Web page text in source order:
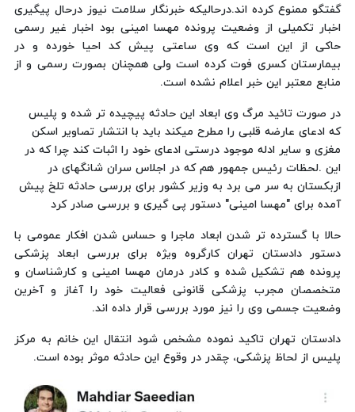
گفتگو ممنوع کرده اند.درحالیکه خبرنگار سلامت نیوز درحال پیگیری
اخبار تکمیلی از وضعیت پرونده مهسا امینی بود اخبار غیر رسمی
حاکی از این است که وی ساعتی پیش کد احیا خورده و در
بیمارستان کسری فوت کرده است ولی همچنان بصورت رسمی و از
منابع معتبر این خبر اعلام نشده است.
در صورت تائید مرگ وی ابعاد این حادثه پیچیده تر شده و پلیس
که ادعای عارضه قلبی را مطرح میکند باید با انتشار تصاویر اسکن
مغزی و سایر ادله موجود درستی ادعای خود را اثبات کند چرا که در
این .لحظات رئیس جمهور هم که در اجلاس سران شانگهای در
ازبکستان به سر می برد به وزیر کشور برای بررسی حادثه تلخ پیش
آمده برای "مهسا امینی" دستور پی گیری و بررسی صادر کرد
حالا با گسترده تر شدن ابعاد ماجرا و حساس شدن افکار عمومی با
دستور دادستان تهران کارگروه ویژه برای بررسی ابعاد پزشکی
پرونده هم تشکیل شده و کادر درمان مهسا امینی و کارشناسان و
متخصصان مجرب پزشکی قانونی فعالیت خود را آغاز و آخرین
وضعیت جسمی وی را نیز مورد بررسی قرار داده اند.
دادستان تهران تاکید نموده مشخص شود انتقال این خانم به مرکز
پلیس از لحاظ پزشکی، چقدر در وقوع این حادثه موثر بوده است.